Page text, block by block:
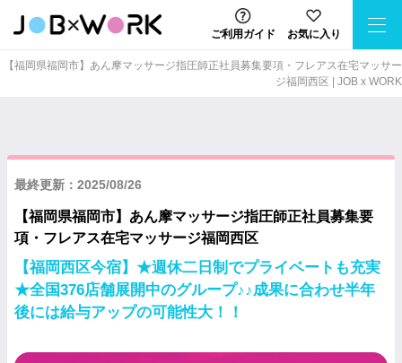
ご利用ガイド お気に入り
【福岡県福岡市】あん摩マッサージ指圧師正社員募集要項・フレアス在宅マッサー
ジ福岡西区 | JOB x WORK
最終更新：2025/08/26
【福岡県福岡市】あん摩マッサージ指圧師正社員募集要
項・フレアス在宅マッサージ福岡西区
【福岡西区今宿】★週休二日制でプライベートも充実
★全国376店舗展開中のグループ♪♪成果に合わせ半年
後には給与アップの可能性大！！